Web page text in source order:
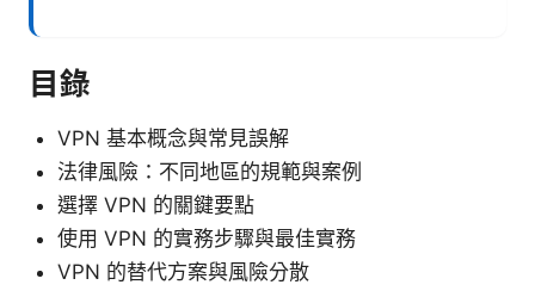
目錄
VPN 基本概念與常見誤解
法律風險：不同地區的規範與案例
選擇 VPN 的關鍵要點
使用 VPN 的實務步驟與最佳實務
VPN 的替代方案與風險分散